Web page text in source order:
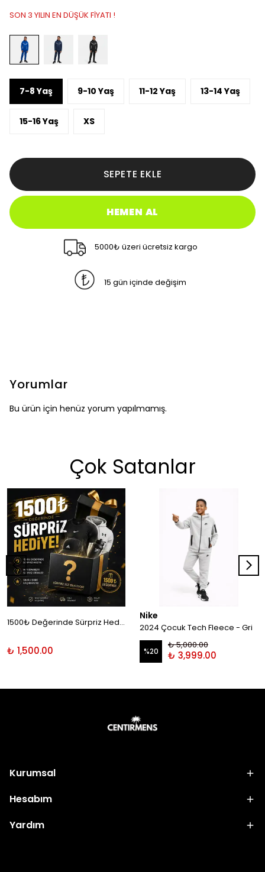
SON 3 YILIN EN DÜŞÜK FİYATI !
7-8 Yaş 9-10 Yaş 11-12 Yaş 13-14 Yaş
15-16 Yaş XS
SEPETE EKLE
HEMEN AL
5000₺ üzeri ücretsiz kargo
15 gün içinde değişim
Yorumlar
Bu ürün için henüz yorum yapılmamış.
Çok Satanlar
1500₺ Değerinde Sürpriz Hediye!
₺ 1,500.00
Nike
2024 Çocuk Tech Fleece - Gri
%20
₺ 5,000.00
₺ 3,999.00
Kurumsal
Hesabım
Yardım